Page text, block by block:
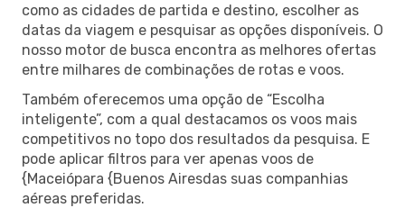
como as cidades de partida e destino, escolher as
datas da viagem e pesquisar as opções disponíveis. O
nosso motor de busca encontra as melhores ofertas
entre milhares de combinações de rotas e voos.
Também oferecemos uma opção de “Escolha
inteligente”, com a qual destacamos os voos mais
competitivos no topo dos resultados da pesquisa. E
pode aplicar filtros para ver apenas voos de
{Maceiópara {Buenos Airesdas suas companhias
aéreas preferidas.